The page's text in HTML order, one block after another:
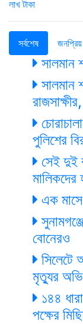
সর্বশেষ জনপ্রিয়
সালমান
সালমান
পুলিশের
সেই দুই
মালিকদের
এক
বোনেরও
সিলেটে
মৃত্যুর
১৪৪
পক্ষের